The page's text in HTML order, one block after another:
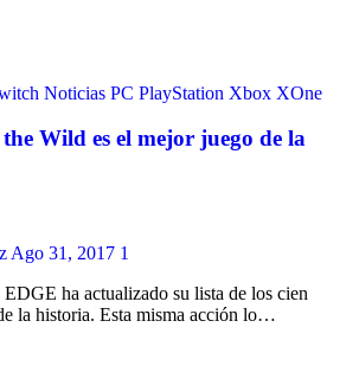
Noticias PC PlayStation Xbox XOne
Wild es el mejor juego de la
Ago 31, 2017 1
ha actualizado su lista de los cien
la historia. Esta misma acción lo…